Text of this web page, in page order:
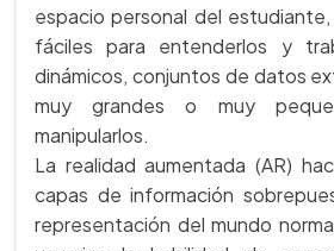
espacio personal del
fáciles para entenderlos y
dinámicos, conjuntos de datos
muy grandes o muy
manipularlos.
La realidad aumentada (AR)
capas de información
representación del mundo